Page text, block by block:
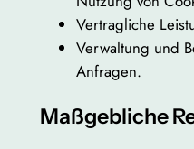
Vertragliche
Verwaltung und
Anfragen.
Maßgebliche